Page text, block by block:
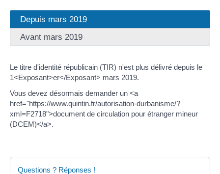
Depuis mars 2019
Avant mars 2019
Le titre d'identité républicain (TIR) n'est plus délivré depuis le
1<Exposant>er</Exposant> mars 2019.
Vous devez désormais demander un <a
href="https://www.quintin.fr/autorisation-durbanisme/?
xml=F2718">document de circulation pour étranger mineur
(DCEM)</a>.
Questions ? Réponses !